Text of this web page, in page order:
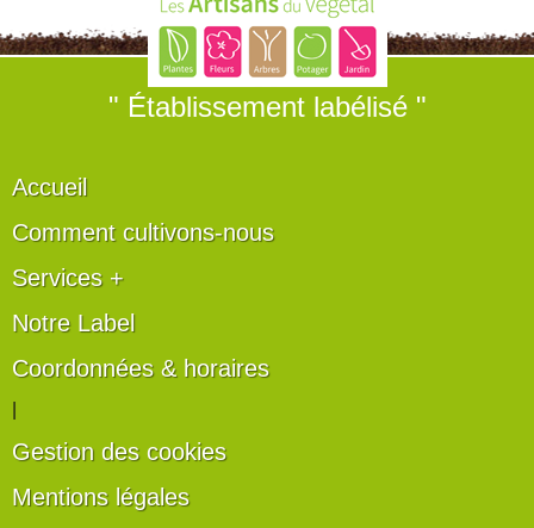
" Établissement labélisé "
Accueil
Comment cultivons-nous
Services +
Notre Label
Coordonnées & horaires
Gestion des cookies
Mentions légales